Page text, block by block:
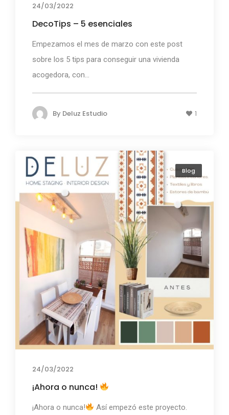
24/03/2022
DecoTips – 5 esenciales
Empezamos el mes de marzo con este post
sobre los 5 tips para conseguir una vivienda
acogedora, con...
By Deluz Estudio 1
Blog
24/03/2022
¡Ahora o nunca!
¡Ahora o nunca! Así empezó este proyecto.